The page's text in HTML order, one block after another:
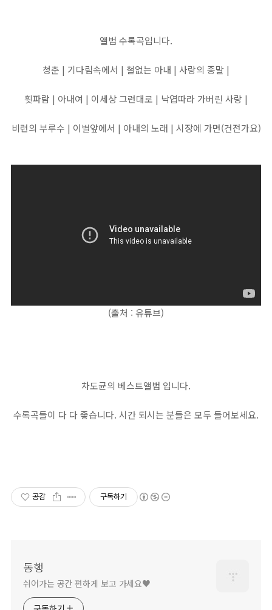
앨범 수록곡입니다.
청춘 | 기다림속에서 | 철없는 아내 | 사랑의 종말 |
휫파람 | 아내여 | 이세상 그런대로 | 낙엽따라 가버린 사랑 |
비련의 부루수 | 이별앞에서 | 아내의 노래 | 시장에 가면(건전가요)
(출처 : 유튜브)
차도균의 베스트앨범 입니다.
수록곡들이 다 다 좋습니다. 시간 되시는 분들은 모두 들어보세요.
공감 구독하기
동행
쉬어가는 공간 편하게 보고 가세요♥